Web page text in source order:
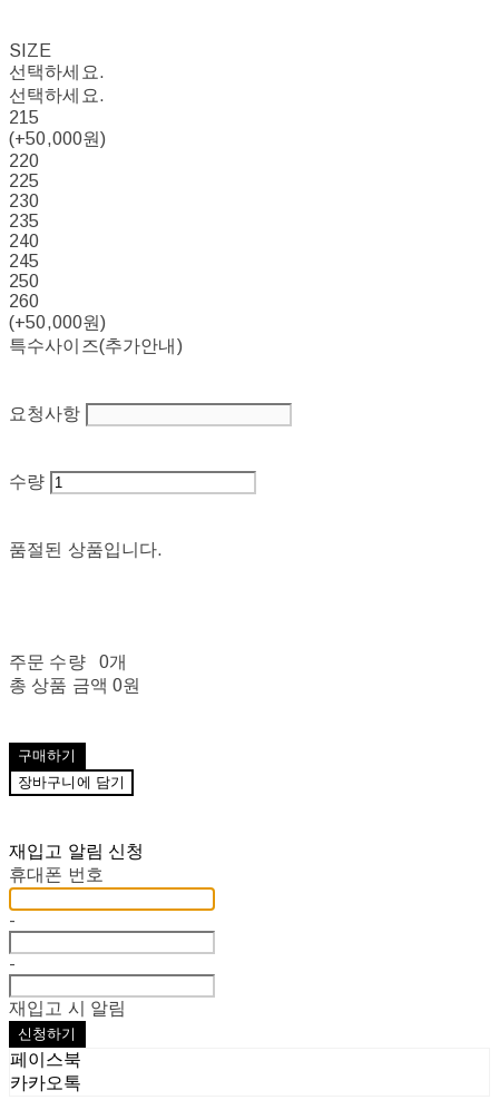
SIZE
선택하세요.
선택하세요.
215
(+50,000원)
220
225
230
235
240
245
250
260
(+50,000원)
특수사이즈(추가안내)
요청사항
수량
품절된 상품입니다.
주문 수량
0개
총 상품 금액 0원
구매하기
장바구니에 담기
재입고 알림 신청
휴대폰 번호
-
-
재입고 시 알림
신청하기
페이스북
카카오톡